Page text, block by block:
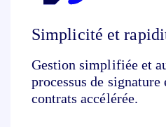
Simplicité et
Gestion simplifiée et
processus de
contrats accélérée.